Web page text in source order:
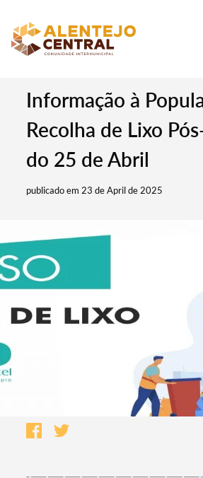
Informação à
Recolha de Lixo
do 25 de Abril
publicado em 23 de April de 2025